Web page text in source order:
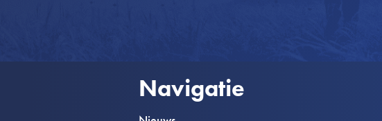
Navigatie